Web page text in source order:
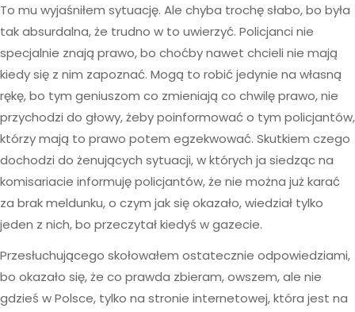
To mu wyjaśniłem sytuację. Ale chyba trochę słabo, bo była
tak absurdalna, że trudno w to uwierzyć. Policjanci nie
specjalnie znają prawo, bo choćby nawet chcieli nie mają
kiedy się z nim zapoznać. Mogą to robić jedynie na własną
rękę, bo tym geniuszom co zmieniają co chwilę prawo, nie
przychodzi do głowy, żeby poinformować o tym policjantów,
którzy mają to prawo potem egzekwować. Skutkiem czego
dochodzi do żenujących sytuacji, w których ja siedząc na
komisariacie informuję policjantów, że nie można już karać
za brak meldunku, o czym jak się okazało, wiedział tylko
jeden z nich, bo przeczytał kiedyś w gazecie.
Przesłuchującego skołowałem ostatecznie odpowiedziami,
bo okazało się, że co prawda zbieram, owszem, ale nie
gdzieś w Polsce, tylko na stronie internetowej, która jest na